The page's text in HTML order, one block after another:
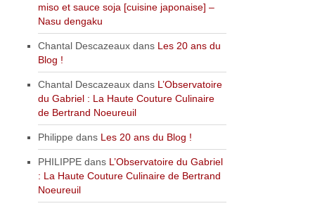
miso et sauce soja [cuisine japonaise] –
Nasu dengaku
Chantal Descazeaux dans Les 20 ans du
Blog !
Chantal Descazeaux dans L’Observatoire
du Gabriel : La Haute Couture Culinaire
de Bertrand Noeureuil
Philippe dans Les 20 ans du Blog !
PHILIPPE dans L’Observatoire du Gabriel
: La Haute Couture Culinaire de Bertrand
Noeureuil